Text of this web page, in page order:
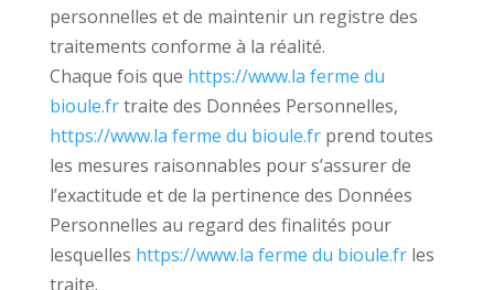
personnelles et de maintenir un registre des
traitements conforme à la réalité.
Chaque fois que https://www.la ferme du
bioule.frtraite des Données Personnelles,
https://www.la ferme du bioule.frprend toutes
les mesures raisonnables pour s’assurer de
l’exactitude et de la pertinence des Données
Personnelles au regard des finalités pour
lesquelles https://www.la ferme du bioule.frles
traite.